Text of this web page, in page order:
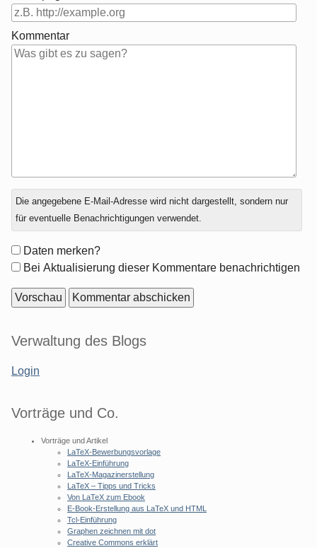
Kommentar
Antwort
zu
Die angegebene E-Mail-Adresse wird nicht dargestellt, sondern nur
für eventuelle Benachrichtigungen verwendet.
Formular-
Optionen
Daten merken?
Bei Aktualisierung dieser Kommentare benachrichtigen
Seitenleiste
Verwaltung des Blogs
Login
Vorträge und Co.
Vorträge und Artikel
LaTeX-Bewerbungsvorlage
LaTeX-Einführung
LaTeX-Magazinerstellung
LaTeX – Tipps und Tricks
Von LaTeX zum Ebook
E-Book-Erstellung aus LaTeX und HTML
Tcl-Einführung
Graphen zeichnen mit dot
Creative Commons erklärt